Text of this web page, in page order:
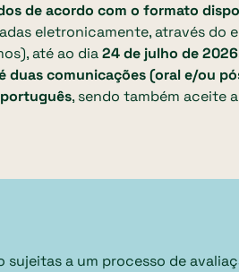
de acordo com o formato
eletronicamente, através do
até ao dia24 de julho de
duas comunicações (oral e/ou
, sendo também aceite
a um processo de